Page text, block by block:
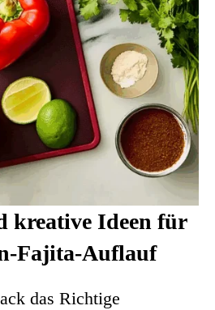
kreative Ideen für
Fajita-Auflauf
das Richtige